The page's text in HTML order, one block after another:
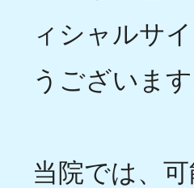
ィシャルサ
うございます
当院では、可